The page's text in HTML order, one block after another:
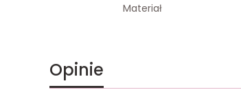
Materiał
Opinie